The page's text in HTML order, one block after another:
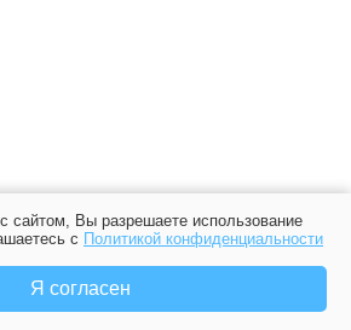
сайтом, Вы разрешаете использование
с Политикой конфиденциальности
Я согласен